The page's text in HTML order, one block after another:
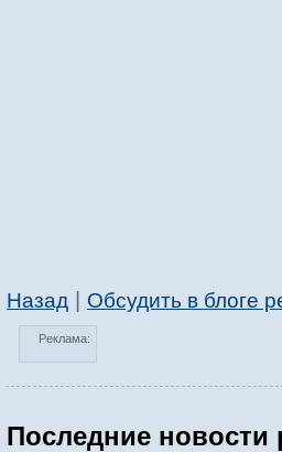
Назад Обсудить в блоге
Реклама:
Последние новости